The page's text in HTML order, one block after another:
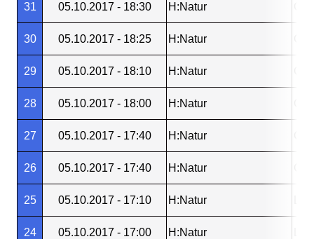
31 05.10.2017 - 18:30 H:Natur
30 05.10.2017 - 18:25 H:Natur
29 05.10.2017 - 18:10 H:Natur
28 05.10.2017 - 18:00 H:Natur
27 05.10.2017 - 17:40 H:Natur
26 05.10.2017 - 17:40 H:Natur
25 05.10.2017 - 17:10 H:Natur
24 05.10.2017 - 17:00 H:Natur